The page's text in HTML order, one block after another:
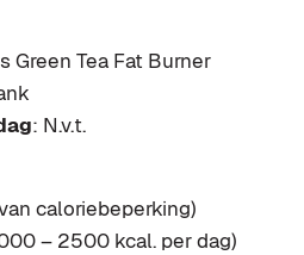
Green Tea Fat Burner
: N.v.t.
caloriebeperking)
– 2500 kcal. per dag)